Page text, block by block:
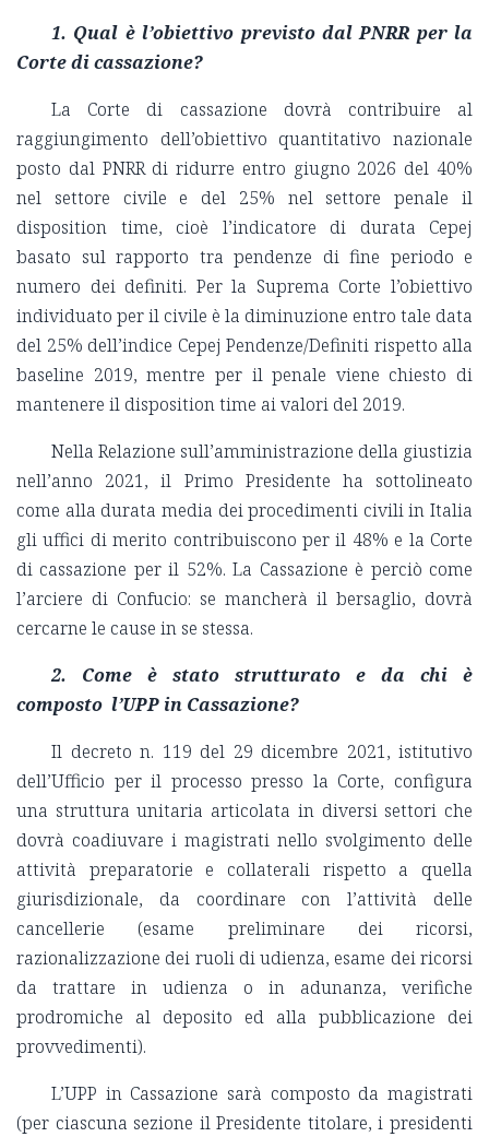
1. Qual è l’obiettivo previsto dal PNRR per la
Corte di cassazione?
La Corte di cassazione dovrà contribuire al
raggiungimento dell’obiettivo quantitativo nazionale
posto dal PNRR di ridurre entro giugno 2026 del 40%
nel settore civile e del 25% nel settore penale il
disposition time, cioè l’indicatore di durata Cepej
basato sul rapporto tra pendenze di fine periodo e
numero dei definiti. Per la Suprema Corte l’obiettivo
individuato per il civile è la diminuzione entro tale data
del 25% dell’indice Cepej Pendenze/Definiti rispetto alla
baseline 2019, mentre per il penale viene chiesto di
mantenere il disposition time ai valori del 2019.
Nella Relazione sull’amministrazione della giustizia
nell’anno 2021, il Primo Presidente ha sottolineato
come alla durata media dei procedimenti civili in Italia
gli uffici di merito contribuiscono per il 48% e la Corte
di cassazione per il 52%. La Cassazione è perciò come
l’arciere di Confucio: se mancherà il bersaglio, dovrà
cercarne le cause in se stessa.
2. Come è stato strutturato e da chi è
composto l’UPP in Cassazione?
Il decreto n. 119 del 29 dicembre 2021, istitutivo
dell’Ufficio per il processo presso la Corte, configura
una struttura unitaria articolata in diversi settori che
dovrà coadiuvare i magistrati nello svolgimento delle
attività preparatorie e collaterali rispetto a quella
giurisdizionale, da coordinare con l’attività delle
cancellerie (esame preliminare dei ricorsi,
razionalizzazione dei ruoli di udienza, esame dei ricorsi
da trattare in udienza o in adunanza, verifiche
prodromiche al deposito ed alla pubblicazione dei
provvedimenti).
L’UPP in Cassazione sarà composto da magistrati
(per ciascuna sezione il Presidente titolare, i presidenti